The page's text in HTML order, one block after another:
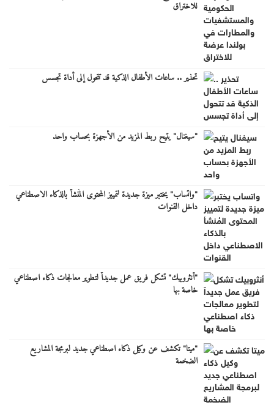
للاختراق
تحذير .. ساعات الأطفال الذكية قد تتحول إلى أداة تجسس
"سيغنال" يتيح ربط المزيد من الأجهزة بحساب واحد
"واتساب" يختبر ميزة جديدة لتمييز المحتوى المُنشأ بالذكاء الاصطناعي
داخل القنوات
"أنثروبيك" تشكل فريق عمل جديداً لتطوير معالجات ذكاء اصطناعي
خاصة بها
"ميتا" تكشف عن وكيل ذكاء اصطناعي جديد لبرمجة المشاريع
الضخمة